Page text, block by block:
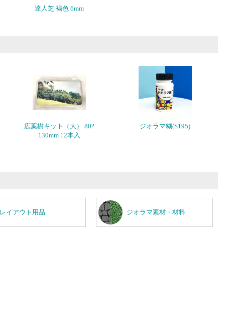
達人芝 褐色 6mm
広葉樹キット（大） 80?
130mm 12本入
ジオラマ糊(S195)
レイアウト用品 ジオラマ素材・材料